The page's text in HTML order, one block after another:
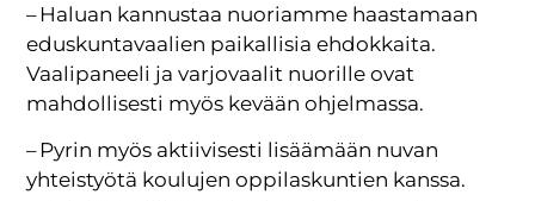
– Haluan kannustaa nuoriamme haastamaan
eduskuntavaalien paikallisia ehdokkaita.
Vaalipaneeli ja varjovaalit nuorille ovat
mahdollisesti myös kevään ohjelmassa.
– Pyrin myös aktiivisesti lisäämään nuvan
yhteistyötä koulujen oppilaskuntien kanssa.